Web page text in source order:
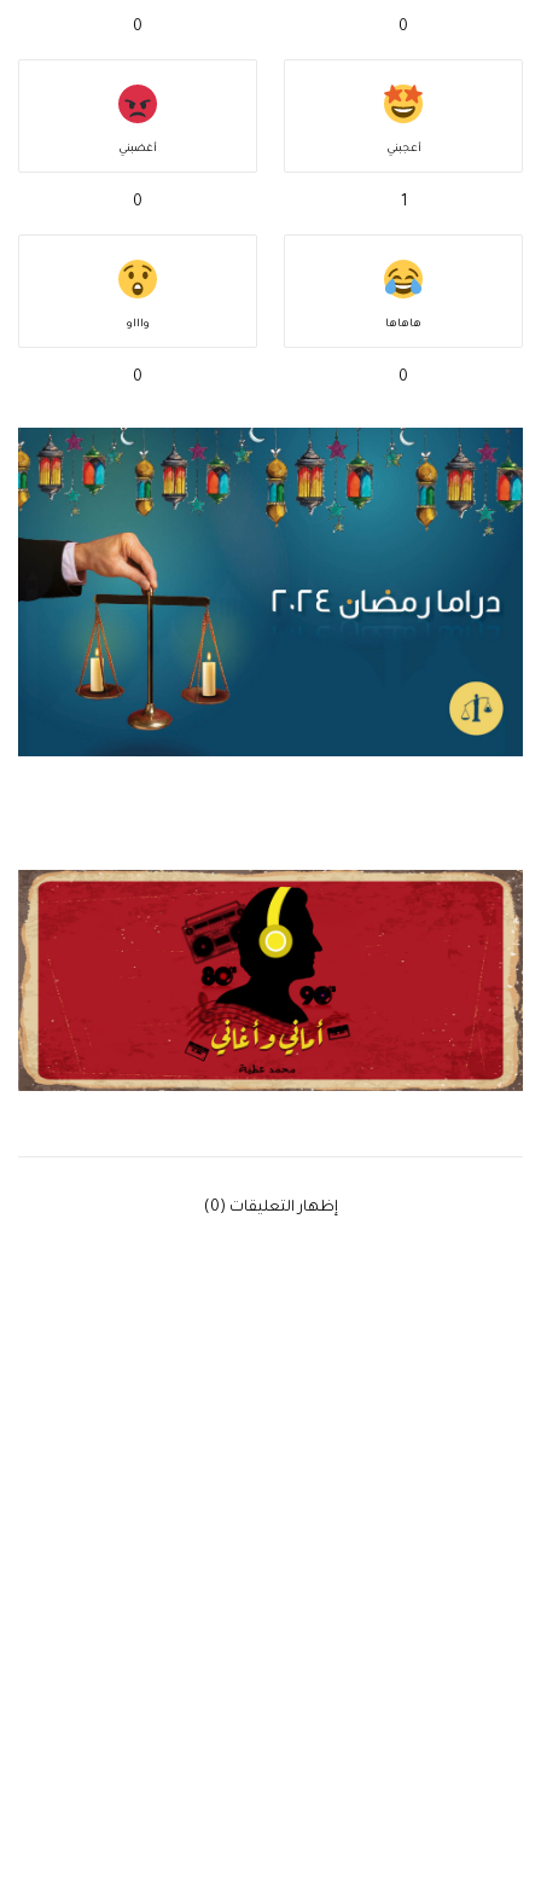
0
0
أعجبني
1
أغضبني
0
هاهاها
0
واااو
0
‫إظهار التعليقات (0)